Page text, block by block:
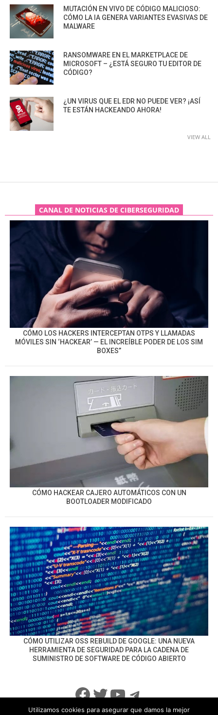
MUTACIÓN EN VIVO DE CÓDIGO MALICIOSO:
CÓMO LA IA GENERA VARIANTES EVASIVAS DE
MALWARE
RANSOMWARE EN EL MARKETPLACE DE
MICROSOFT – ¿ESTÁ SEGURO TU EDITOR DE
CÓDIGO?
¿UN VIRUS QUE EL EDR NO PUEDE VER? ¡ASÍ
TE ESTÁN HACKEANDO AHORA!
VIEW ALL
CANAL DE NOTICIAS DE CIBERSEGURIDAD
CÓMO LOS HACKERS INTERCEPTAN OTPS Y LLAMADAS
MÓVILES SIN ‘HACKEAR’ — EL INCREÍBLE PODER DE LOS SIM
BOXES”
CÓMO HACKEAR CAJERO AUTOMÁTICOS CON UN
BOOTLOADER MODIFICADO
CÓMO UTILIZAR OSS REBUILD DE GOOGLE: UNA NUEVA
HERRAMIENTA DE SEGURIDAD PARA LA CADENA DE
SUMINISTRO DE SOFTWARE DE CÓDIGO ABIERTO
Facebook
Twitter
YouTube
Telegram
Utilizamos cookies para asegurar que damos la mejor